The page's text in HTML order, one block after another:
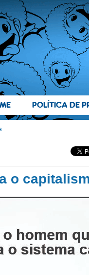
POLÍTICA DE
o